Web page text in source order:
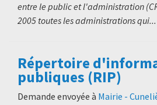
entre le public et l'administration
2005 toutes les administrations qui...
Répertoire
publiques (RIP)
Demande envoyée à Mairie -